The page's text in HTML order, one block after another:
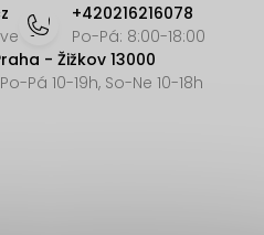
+420216216078
Po-Pá: 8:00-18:00
- Žižkov 13000
Pá 10-19h, So-Ne 10-18h